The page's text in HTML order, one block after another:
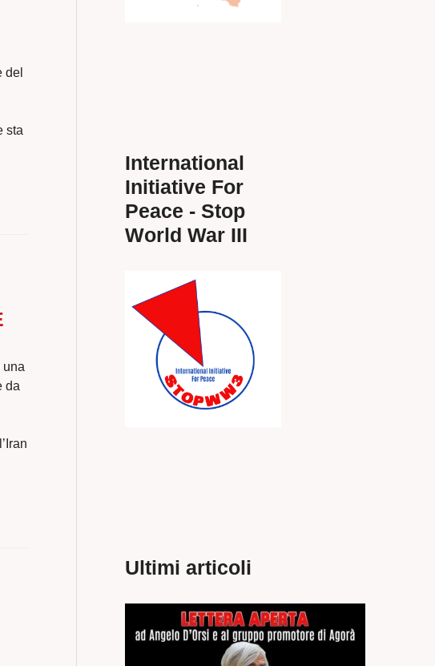
del
sta
ALL’ASSEMBLEA DI AGORÀ
una
da
DALLA PARTE DELL’IRAN
International
Initiative For
Peace - Stop
World War III
Ultimi articoli